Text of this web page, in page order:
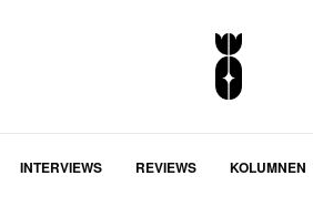
INTERVIEWS REVIEWS KOLUMNEN